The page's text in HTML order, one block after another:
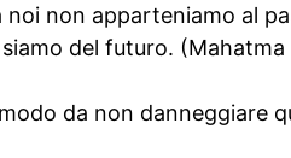
non apparteniamo al
del futuro. (Mahatma
da non danneggiare